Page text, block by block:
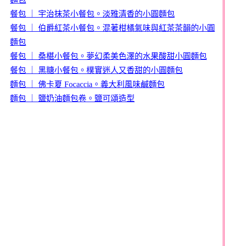
餐包
宇治抹茶小餐包。淡雅清香的小圓麵包
餐包
伯爵紅茶小餐包。混著柑橘氣味與紅茶茶韻的小圓
麵包
餐包
桑椹小餐包。夢幻柔美色澤的水果酸甜小圓麵包
餐包
黑糖小餐包。樸實迷人又香甜的小圓麵包
麵包
佛卡夏 Focaccia 。義大利風味鹹麵包
麵包
鹽奶油麵包卷。鹽可頌造型